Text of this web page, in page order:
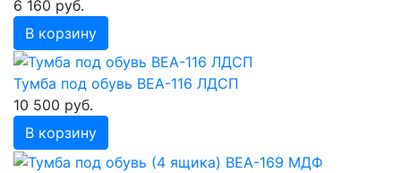
6 160 руб.
В корзину
Тумба под обувь ВЕА-116 ЛДСП
10 500 руб.
В корзину